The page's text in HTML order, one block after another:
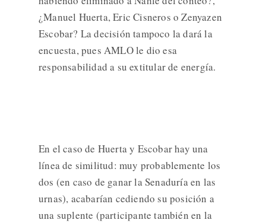
¿Manuel Huerta, Eric Cisneros o Zenyazen
Escobar? La decisión tampoco la dará la
encuesta, pues AMLO le dio esa
responsabilidad a su extitular de energía.
En el caso de Huerta y Escobar hay una
línea de similitud: muy probablemente los
dos (en caso de ganar la Senaduría en las
urnas), acabarían cediendo su posición a
una suplente (participante también en la